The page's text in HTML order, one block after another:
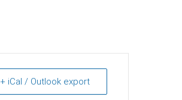
+ iCal / Outlook export